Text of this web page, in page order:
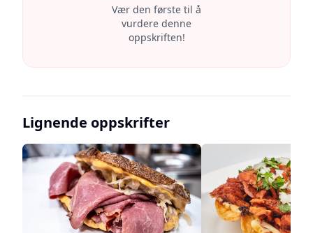
Vær den første til å
vurdere denne
oppskriften!
Lignende oppskrifter